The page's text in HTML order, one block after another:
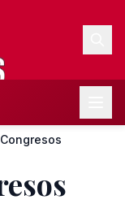
Congresos